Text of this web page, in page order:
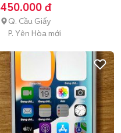
450.000 đ
Q. Cầu Giấy
P. Yên Hòa mới